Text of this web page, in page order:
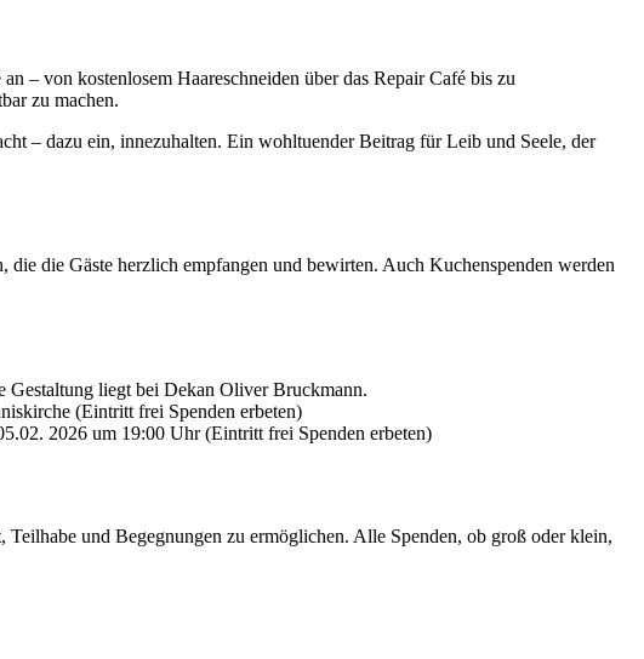
– von kostenlosem Haareschneiden über das Repair Café bis zu
zu machen.
– dazu ein, innezuhalten. Ein wohltuender Beitrag für Leib und Seele, der
die die Gäste herzlich empfangen und bewirten. Auch Kuchenspenden werden
liegt bei Dekan Oliver Bruckmann.
(Eintritt frei Spenden erbeten)
2026 um 19:00 Uhr (Eintritt frei Spenden erbeten)
und Begegnungen zu ermöglichen. Alle Spenden, ob groß oder klein,